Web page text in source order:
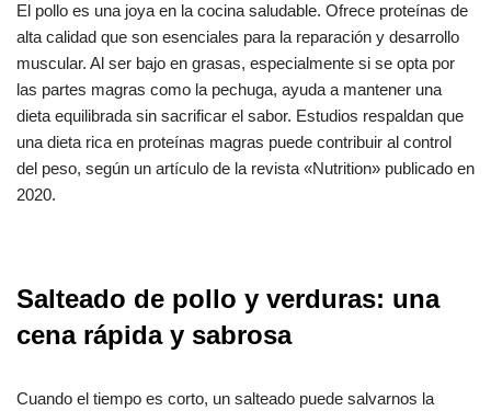
El pollo es una joya en la cocina saludable. Ofrece proteínas de
alta calidad que son esenciales para la reparación y desarrollo
muscular. Al ser bajo en grasas, especialmente si se opta por
las partes magras como la pechuga, ayuda a mantener una
dieta equilibrada sin sacrificar el sabor. Estudios respaldan que
una dieta rica en proteínas magras puede contribuir al control
del peso, según un artículo de la revista «Nutrition» publicado en
2020.
Salteado de pollo y verduras: una
cena rápida y sabrosa
Cuando el tiempo es corto, un salteado puede salvarnos la